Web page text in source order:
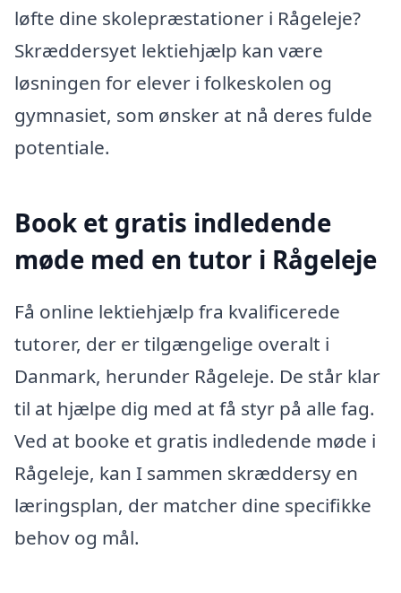
løfte dine skolepræstationer i Rågeleje?
Skræddersyet lektiehjælp kan være
løsningen for elever i folkeskolen og
gymnasiet, som ønsker at nå deres fulde
potentiale.
Book et gratis indledende
møde med en tutor i Rågeleje
Få online lektiehjælp fra kvalificerede
tutorer, der er tilgængelige overalt i
Danmark, herunder Rågeleje. De står klar
til at hjælpe dig med at få styr på alle fag.
Ved at booke et gratis indledende møde i
Rågeleje, kan I sammen skræddersy en
læringsplan, der matcher dine specifikke
behov og mål.